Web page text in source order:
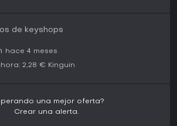
de keyshops
hace 4 meses
2,28 € Kinguin
una mejor oferta?
Crear una alerta.